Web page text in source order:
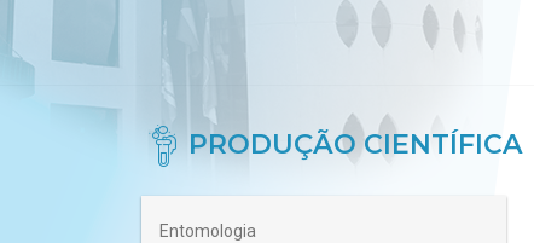
PRODUÇÃO CIENTÍFICA
Entomologia